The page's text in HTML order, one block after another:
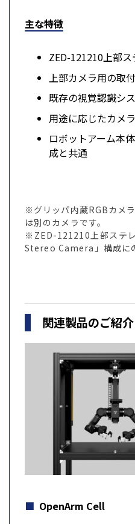
主な特徴
ZED-121210上部
上部カメラ用の取
既存の視覚認識シ
用途に応じたカメ
ロボットアーム本
成と共通
※グリッパ内蔵RGBカメ
は別のカメラです。
※ZED-121210上部ステ
Stereo Camera」構成に
関連製品のご紹介
OpenArm Cell